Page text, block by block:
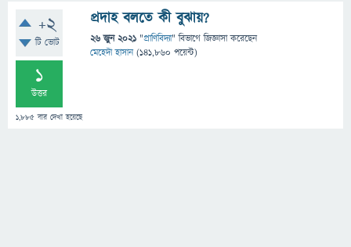
+2
টি ভোট
1
উত্তর
1,885 বার দেখা হয়েছে
প্রদাহ বলতে কী বুঝায়?
26 জুন 2021 "প্রাণিবিদ্যা" বিভাগে জিজ্ঞাসাকরেছেন
মেহেদী হাসান (141,860 পয়েন্ট)